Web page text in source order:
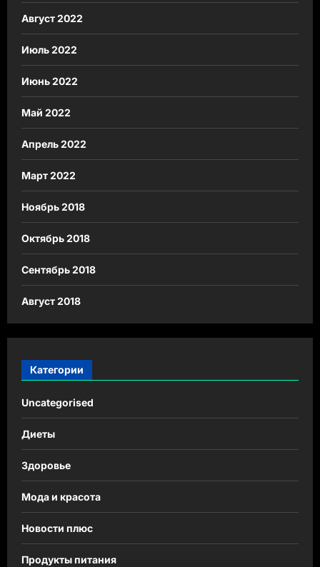
Август 2022
Июль 2022
Июнь 2022
Май 2022
Апрель 2022
Март 2022
Ноябрь 2018
Октябрь 2018
Сентябрь 2018
Август 2018
Категории
Uncategorised
Диеты
Здоровье
Мода и красота
Новости плюс
Продукты питания